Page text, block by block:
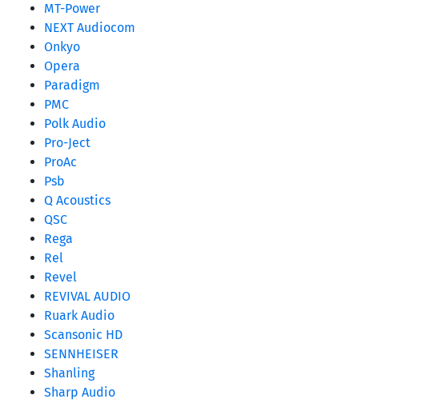
MT-Power
NEXT Audiocom
Onkyo
Opera
Paradigm
PMC
Polk Audio
Pro-Ject
ProAc
Psb
Q Acoustics
QSC
Rega
Rel
Revel
REVIVAL AUDIO
Ruark Audio
Scansonic HD
SENNHEISER
Shanling
Sharp Audio